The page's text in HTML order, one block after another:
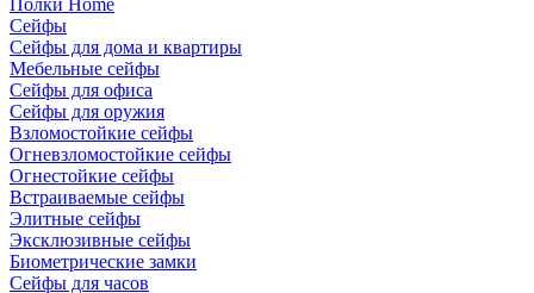
Полки Home
Сейфы
Сейфы для дома и квартиры
Мебельные сейфы
Сейфы для офиса
Сейфы для оружия
Взломостойкие сейфы
Огневзломостойкие сейфы
Огнестойкие сейфы
Встраиваемые сейфы
Элитные сейфы
Эксклюзивные сейфы
Биометрические замки
Сейфы для часов